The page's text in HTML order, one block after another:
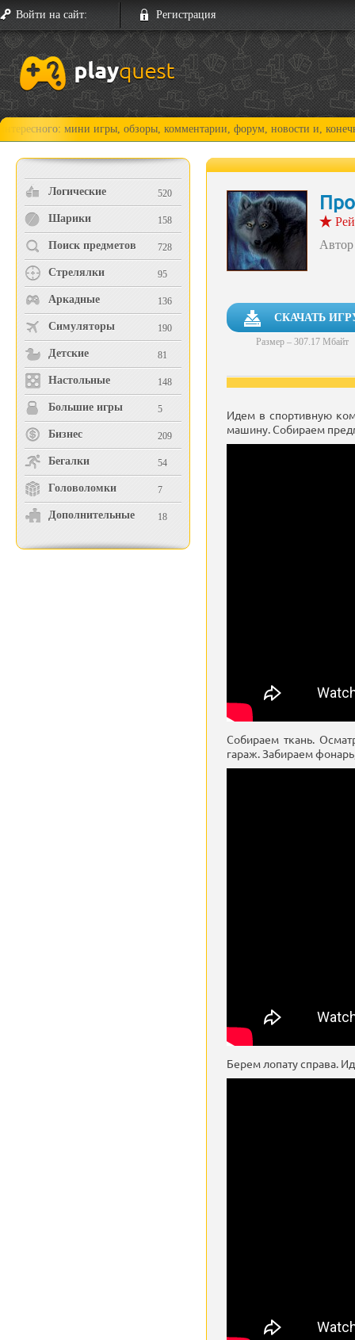
Войти на сайт: Регистрация
игры, обзоры, комментарии, форум, новости и, конечно,
Логические 520
Шарики 158
Поиск предметов 728
Стрелялки 95
Аркадные 136
Симуляторы 190
Детские 81
Настольные 148
Большие игры 5
Бизнес 209
Бегалки 54
Головоломки 7
Дополнительные 18
СКАЧАТЬ
Размер – 307.17 Мбайт
Идем в спортивную
машину. Собираем
Собираем ткань.
гараж. Забираем
Берем лопату справа.